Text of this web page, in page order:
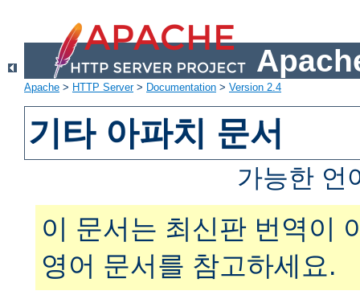
Apache > HTTP Server> Documentation > Version 2.4
기타 아파치 문서
가능한 언
이 문서는 최신판 번역이
영어 문서를 참고하세요.